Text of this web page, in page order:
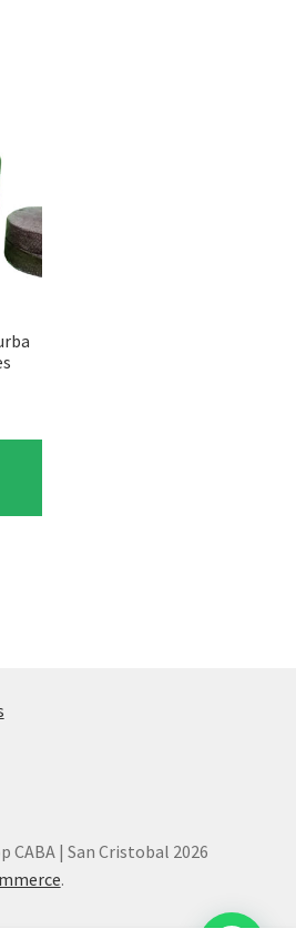
CABA | San Cristobal 2026
.